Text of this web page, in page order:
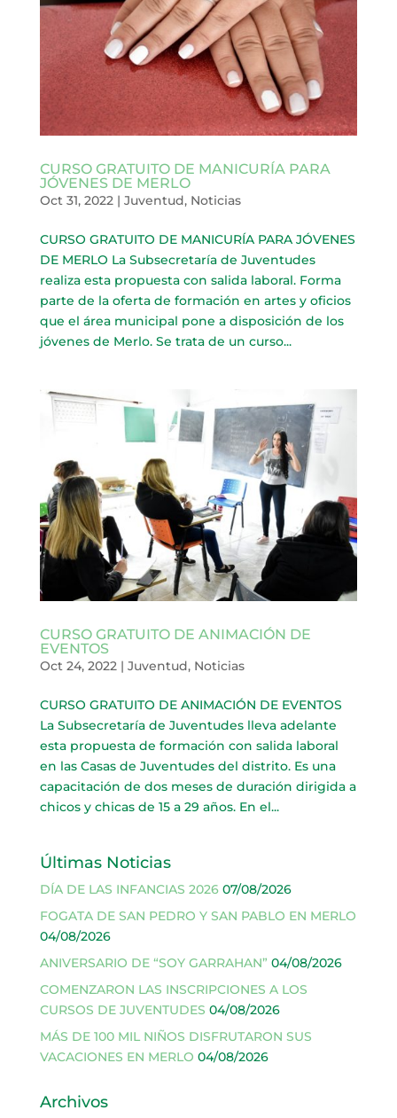
CURSO GRATUITO DE MANICURÍA PARA
JÓVENES DE MERLO
Oct 31, 2022| Juventud, Noticias
CURSO GRATUITO DE MANICURÍA PARA JÓVENES
DE MERLO La Subsecretaría de Juventudes
realiza esta propuesta con salida laboral. Forma
parte de la oferta de formación en artes y oficios
que el área municipal pone a disposición de los
jóvenes de Merlo. Se trata de un curso...
CURSO GRATUITO DE ANIMACIÓN DE
EVENTOS
Oct 24, 2022| Juventud, Noticias
CURSO GRATUITO DE ANIMACIÓN DE EVENTOS
La Subsecretaría de Juventudes lleva adelante
esta propuesta de formación con salida laboral
en las Casas de Juventudes del distrito. Es una
capacitación de dos meses de duración dirigida a
chicos y chicas de 15 a 29 años. En el...
Últimas Noticias
DÍA DE LAS INFANCIAS 2026 07/08/2026
FOGATA DE SAN PEDRO Y SAN PABLO EN MERLO
04/08/2026
ANIVERSARIO DE “SOY GARRAHAN” 04/08/2026
COMENZARON LAS INSCRIPCIONES A LOS
CURSOS DE JUVENTUDES 04/08/2026
MÁS DE 100 MIL NIÑOS DISFRUTARON SUS
VACACIONES EN MERLO 04/08/2026
Archivos